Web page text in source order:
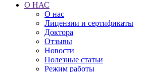
О НАС
О нас
Лицензии и сертификаты
Доктора
Отзывы
Новости
Полезные статьи
Режим работы